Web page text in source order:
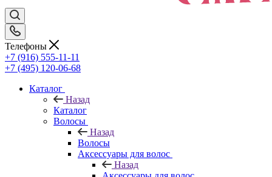
Телефоны
+7 (916) 555-11-11
+7 (495) 120-06-68
Каталог
Назад
Каталог
Волосы
Назад
Волосы
Аксессуары для волос
Назад